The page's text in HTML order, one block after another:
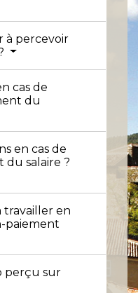
à percevoir
cas de
du
en cas de
salaire ?
travailler en
paiement
perçu sur